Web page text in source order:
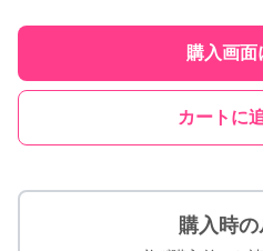
購入画面
カートに
購入時